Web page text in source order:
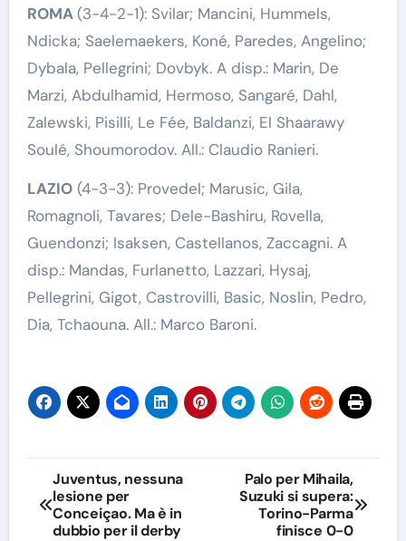
ROMA(3-4-2-1): Svilar; Mancini, Hummels,
Ndicka; Saelemaekers, Koné, Paredes, Angelino;
Dybala, Pellegrini; Dovbyk. A disp.: Marin, De
Marzi, Abdulhamid, Hermoso, Sangaré, Dahl,
Zalewski, Pisilli, Le Fée, Baldanzi, El Shaarawy
Soulé, Shoumorodov. All.: Claudio Ranieri.
LAZIO(4-3-3): Provedel; Marusic, Gila,
Romagnoli, Tavares; Dele-Bashiru, Rovella,
Guendonzi; Isaksen, Castellanos, Zaccagni. A
disp.: Mandas, Furlanetto, Lazzari, Hysaj,
Pellegrini, Gigot, Castrovilli, Basic, Noslin, Pedro,
Dia, Tchaouna. All.: Marco Baroni.
Navigazione
articoli
Juventus, nessuna
lesione per
Conceiçao. Ma è in
dubbio per il derby
Palo per Mihaila,
Suzuki si supera:
Torino-Parma
finisce 0-0